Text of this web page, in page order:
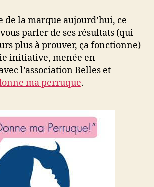
de la marque aujourd’hui, ce
parler de ses résultats (qui
plus à prouver, ça fonctionne)
initiative, menée en
l’association Belles et
ma perruque.